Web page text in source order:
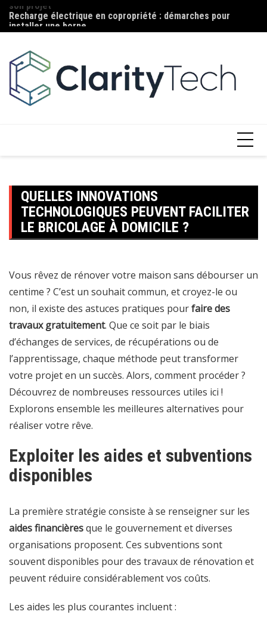
Aller
au
contenu
Recharge électrique en copropriété : démarches pour
installer une borne
QUELLES INNOVATIONS
TECHNOLOGIQUES PEUVENT FACILITER
LE BRICOLAGE À DOMICILE ?
Vous rêvez de rénover votre maison sans débourser un
centime ? C’est un souhait commun, et croyez-le ou
non, il existe des astuces pratiques pourfaire des
travaux gratuitement. Que ce soit par le biais
d’échanges de services, de récupérations ou de
l’apprentissage, chaque méthode peut transformer
votre projet en un succès. Alors, comment procéder ?
Découvrez de nombreuses ressources utiles ici !
Explorons ensemble les meilleures alternatives pour
réaliser votre rêve.
Exploiter les aides et subventions
disponibles
La première stratégie consiste à se renseigner sur les
aides financièresque le gouvernement et diverses
organisations proposent. Ces subventions sont
souvent disponibles pour des travaux de rénovation et
peuvent réduire considérablement vos coûts.
Les aides les plus courantes incluent :